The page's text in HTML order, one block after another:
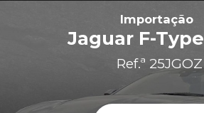
Importação
Jaguar F-Type
Ref.ª 25JGOZ